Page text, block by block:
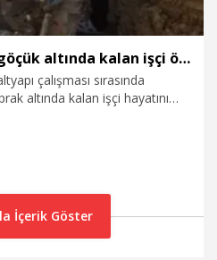
Altyapı çalışmasında göçük altında kalan işçi öldü
çalışması sırasında
altında kalan işçi hayatını
İçerik Göster